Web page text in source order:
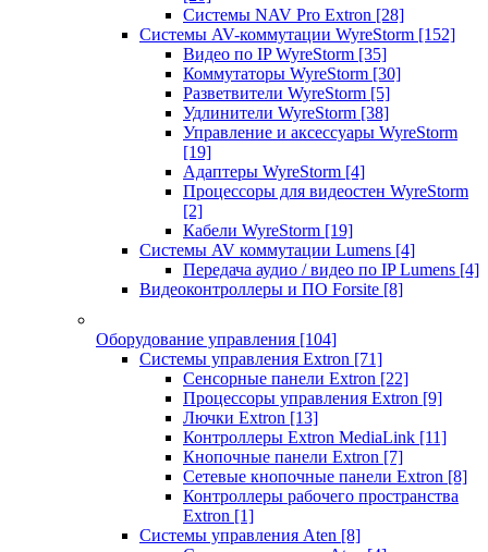
Системы NAV Pro Extron [28]
Системы AV-коммутации WyreStorm [152]
Видео по IP WyreStorm [35]
Коммутаторы WyreStorm [30]
Разветвители WyreStorm [5]
Удлинители WyreStorm [38]
Управление и аксессуары WyreStorm
[19]
Адаптеры WyreStorm [4]
Процессоры для видеостен WyreStorm
[2]
Кабели WyreStorm [19]
Системы AV коммутации Lumens [4]
Передача аудио / видео по IP Lumens [4]
Видеоконтроллеры и ПО Forsite [8]
Оборудование управления [104]
Системы управления Extron [71]
Сенсорные панели Extron [22]
Процессоры управления Extron [9]
Лючки Extron [13]
Контроллеры Extron MediaLink [11]
Кнопочные панели Extron [7]
Сетевые кнопочные панели Extron [8]
Контроллеры рабочего пространства
Extron [1]
Системы управления Aten [8]